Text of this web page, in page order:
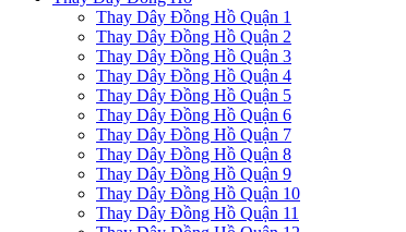
Thay Dây Đồng Hồ Quận 1
Thay Dây Đồng Hồ Quận 2
Thay Dây Đồng Hồ Quận 3
Thay Dây Đồng Hồ Quận 4
Thay Dây Đồng Hồ Quận 5
Thay Dây Đồng Hồ Quận 6
Thay Dây Đồng Hồ Quận 7
Thay Dây Đồng Hồ Quận 8
Thay Dây Đồng Hồ Quận 9
Thay Dây Đồng Hồ Quận 10
Thay Dây Đồng Hồ Quận 11